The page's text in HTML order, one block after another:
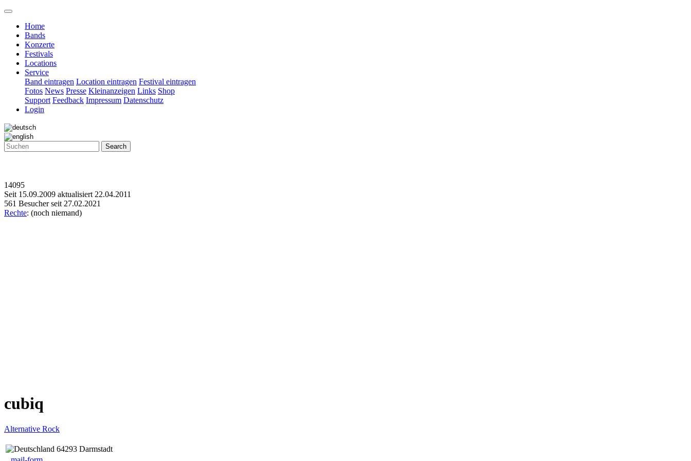
Home
Bands
Konzerte
Festivals
Locations
Service
Band eintragen Location eintragen Festival eintragen
Fotos News Presse Kleinanzeigen Links Shop
Support Feedback Impressum Datenschutz
Login
Search
14095
Seit 15.09.2009 aktualisiert 22.04.2011
561 Besucher seit 27.02.2021
Rechte: (noch niemand)
cubiq
Alternative Rock
64293 Darmstadt